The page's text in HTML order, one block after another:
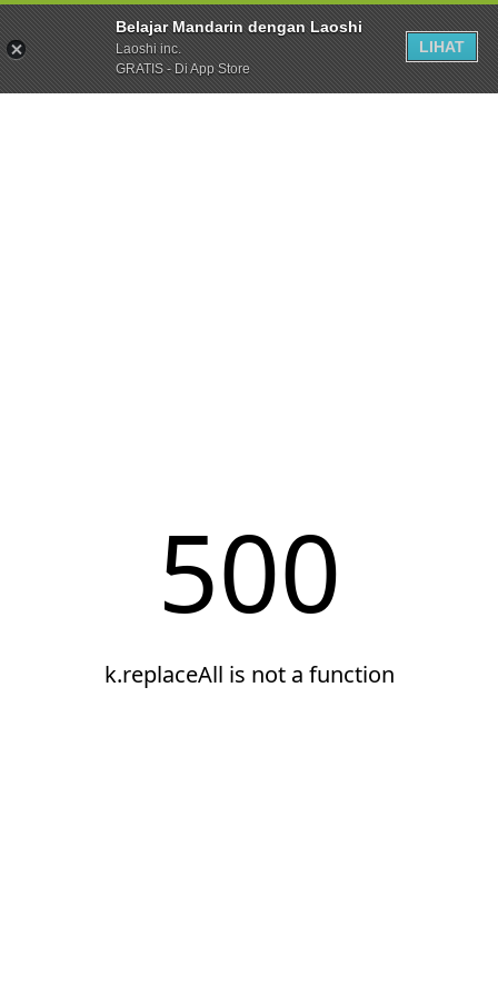
Belajar Mandarin dengan Laoshi
Laoshi inc.
GRATIS - Di App Store
LIHAT
500
k.replaceAll is not a function